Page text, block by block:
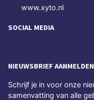
www.xyto.nl
SOCIAL MEDIA
NIEUWSBRIEF AANMELDEN
Schrijf je in voor onze
samenvatting van alle